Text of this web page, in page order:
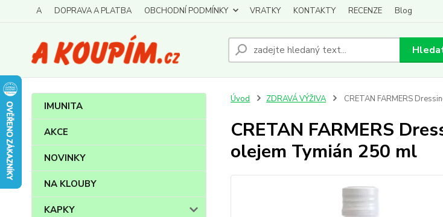
A DOPRAVA A PLATBA OBCHODNÍ PODMÍNKY VRATKY KONTAKTY RECENZE Blog
IMUNITA
AKCE
NOVINKY
NA KLOUBY
KAPKY
Úvod ZDRAVÁ VÝŽIVA CRETAN FARMERS
CRETAN FARMERS
olejem Tymián 250 ml